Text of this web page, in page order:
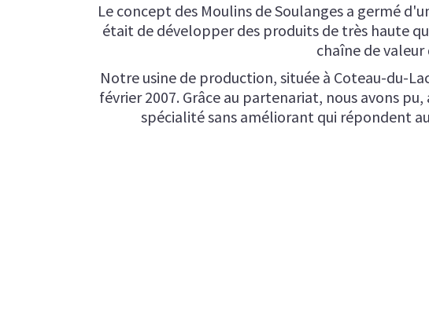
Le concept des Moulins de Soulanges a germé
était de développer des produits de très haute
chaîne de
Notre usine de production, située à Coteau-du-
février 2007. Grâce au partenariat, nous avons
spécialité sans améliorant qui répondent